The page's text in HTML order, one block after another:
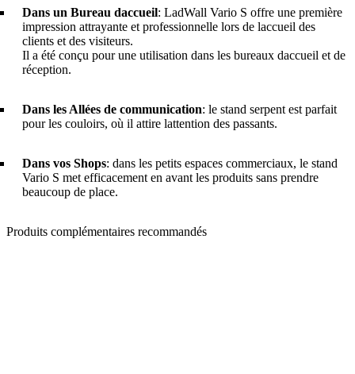
Dans un Bureau daccueil: LadWall Vario S offre une première
impression attrayante et professionnelle lors de laccueil des
clients et des visiteurs.
Il a été conçu pour une utilisation dans les bureaux daccueil et de
réception.
Dans les Allées de communication: le stand serpent est parfait
pour les couloirs, où il attire lattention des passants.
Dans vos Shops: dans les petits espaces commerciaux, le stand
Vario S met efficacement en avant les produits sans prendre
beaucoup de place.
Produits complémentaires recommandés